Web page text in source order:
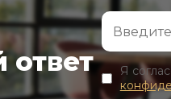
ответ
Я